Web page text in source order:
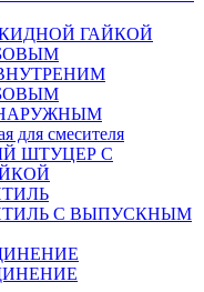
ГАЙКОЙ
для смесителя
ШТУЦЕР С
С ВЫПУСКНЫМ